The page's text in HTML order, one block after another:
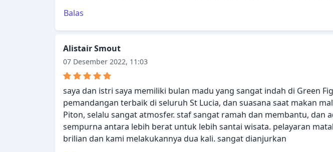
Balas
Alistair Smout
07 Desember 2022, 11:03
saya dan istri saya memiliki bulan madu yang sangat indah di Green
pemandangan terbaik di seluruh St Lucia, dan suasana saat makan
Piton, selalu sangat atmosfer. staf sangat ramah dan membantu, dan
sempurna antara lebih berat untuk lebih santai wisata. pelayaran
brilian dan kami melakukannya dua kali. sangat dianjurkan